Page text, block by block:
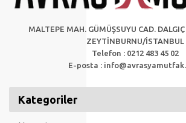
MALTEPE MAH. GÜMÜŞSUYU CAD.
ZEYTİNBURNU/İSTANBUL
Telefon : 0212 483 45 02
E-posta :
Kategoriler